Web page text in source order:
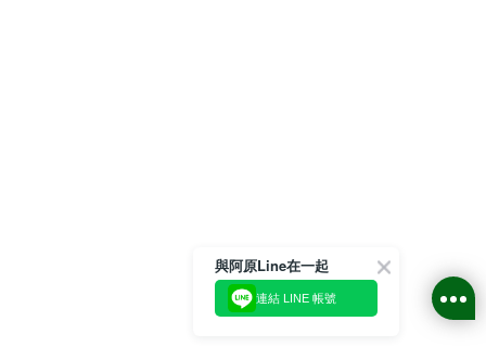
與阿原Line在一起
連結 LINE 帳號